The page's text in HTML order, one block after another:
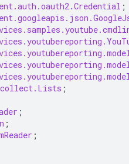
;
;
;
;
;